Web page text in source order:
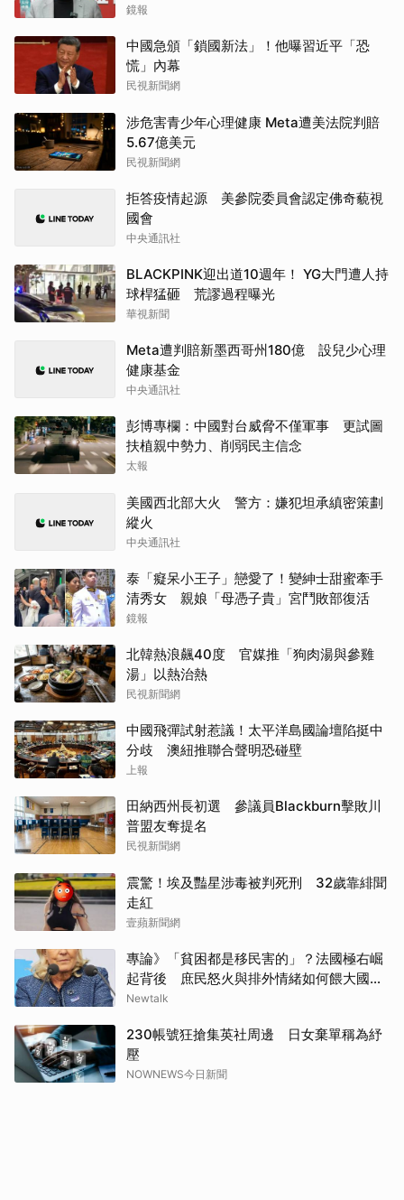
鏡報
中國急頒「鎖國新法」！他曝習近平「恐
慌」內幕
民視新聞網
涉危害青少年心理健康 Meta遭美法院判賠
5.67億美元
民視新聞網
拒答疫情起源 美參院委員會認定佛奇藐視
國會
中央通訊社
BLACKPINK迎出道10週年！ YG大門遭人持
球桿猛砸 荒謬過程曝光
華視新聞
Meta遭判賠新墨西哥州180億 設兒少心理
健康基金
中央通訊社
彭博專欄：中國對台威脅不僅軍事 更試圖
扶植親中勢力、削弱民主信念
太報
美國西北部大火 警方：嫌犯坦承縝密策劃
縱火
中央通訊社
泰「癡呆小王子」戀愛了！變紳士甜蜜牽手
清秀女 親娘「母憑子貴」宮鬥敗部復活
鏡報
北韓熱浪飆40度 官媒推「狗肉湯與參雞
湯」以熱治熱
民視新聞網
中國飛彈試射惹議！太平洋島國論壇陷挺中
分歧 澳紐推聯合聲明恐碰壁
上報
田納西州長初選 參議員Blackburn擊敗川
普盟友奪提名
民視新聞網
震驚！埃及豔星涉毒被判死刑 32歲靠緋聞
走紅
壹蘋新聞網
專論》「貧困都是移民害的」？法國極右崛
起背後 庶民怒火與排外情緒如何餵大國民
聯合
Newtalk
230帳號狂搶集英社周邊 日女棄單稱為紓
壓
NOWNEWS今日新聞